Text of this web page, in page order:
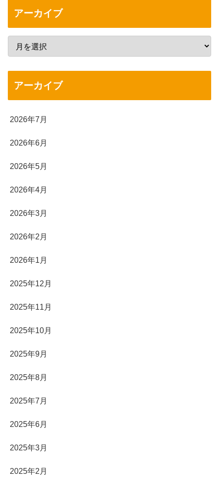
アーカイブ
アーカイブ
2026年7月
2026年6月
2026年5月
2026年4月
2026年3月
2026年2月
2026年1月
2025年12月
2025年11月
2025年10月
2025年9月
2025年8月
2025年7月
2025年6月
2025年3月
2025年2月